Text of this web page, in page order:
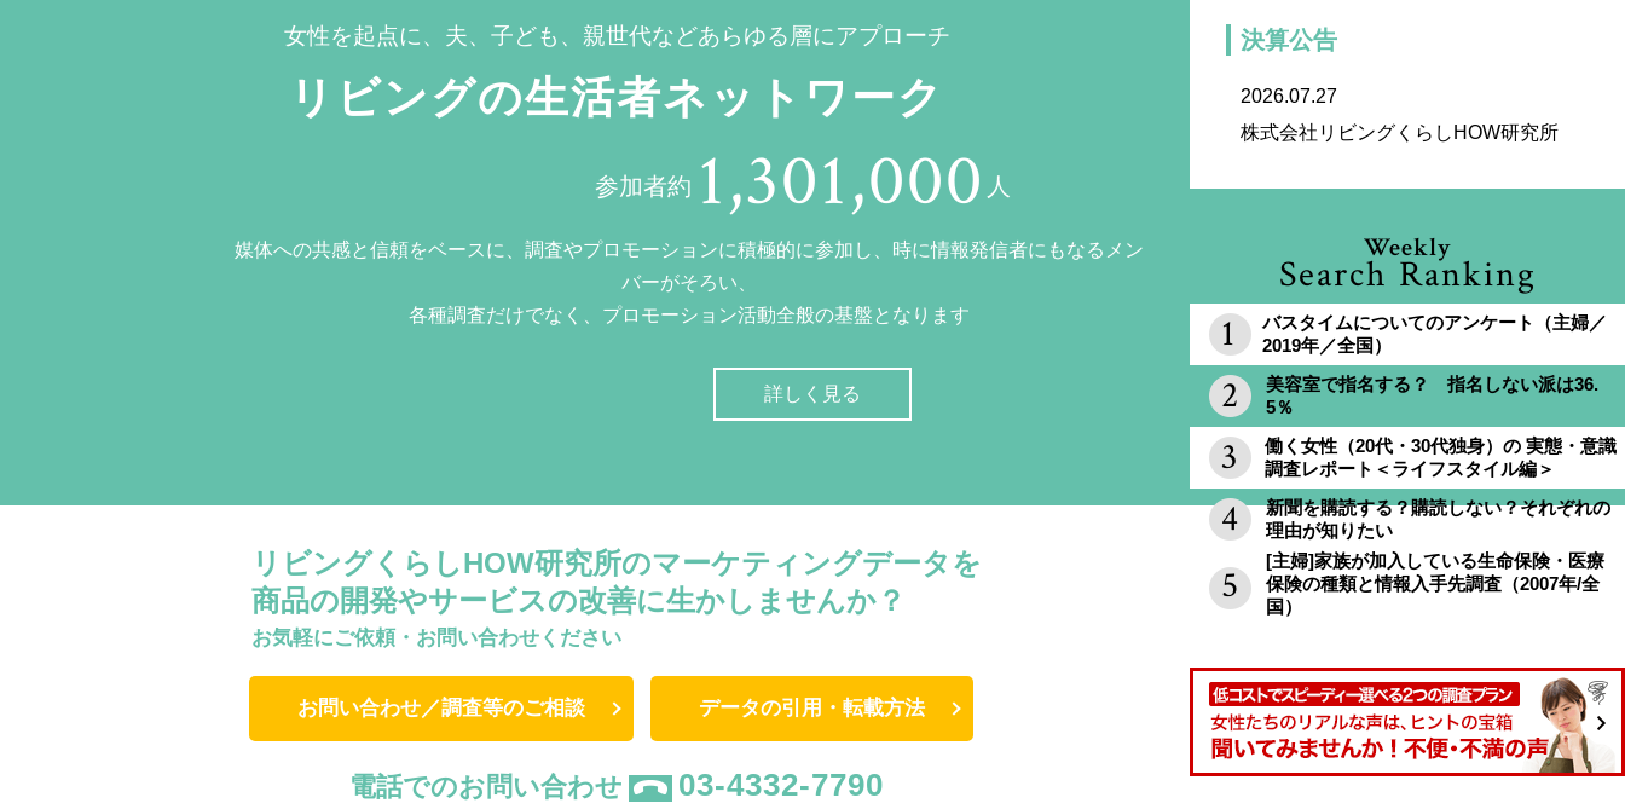
決算公告
2026.07.27
株式会社リビングくらしHOW研究所
Weekly
Search Ranking
バスタイムについてのアンケート（主婦／
2019年／全国）
美容室で指名する？ 指名しない派は36.
5％
働く女性（20代・30代独身）の 実態・意識
調査レポート＜ライフスタイル編＞
新聞を購読する？購読しない？それぞれの
理由が知りたい
[主婦]家族が加入している生命保険・医療
保険の種類と情報入手先調査（2007年/全
国）
女性を起点に、夫、子ども、親世代などあらゆる層にアプローチ
リビングの生活者ネットワーク
参加者約 1,301,000 人
媒体への共感と信頼をベースに、調査やプロモーションに積極的に参加し、時に情報発信者にもなるメン
バーがそろい、
各種調査だけでなく、プロモーション活動全般の基盤となります
詳しく見る
リビングくらしHOW研究所のマーケティングデータを
商品の開発やサービスの改善に生かしませんか？
お気軽にご依頼・お問い合わせください
お問い合わせ／調査等のご相談 データの引用・転載方法
電話でのお問い合わせ 03-4332-7790